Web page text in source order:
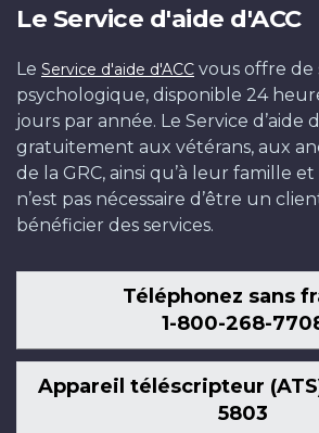
Le Service d'aide d'ACC
Le Service d'aide d'ACC vous offre de
psychologique, disponible 24
jours par année. Le Service d’aide
gratuitement aux vétérans, aux
de la GRC, ainsi qu’à leur famille et
n’est pas nécessaire d’être un
bénéficier des services.
Téléphonez sans
1-800-268-
Appareil téléscripteur
5803